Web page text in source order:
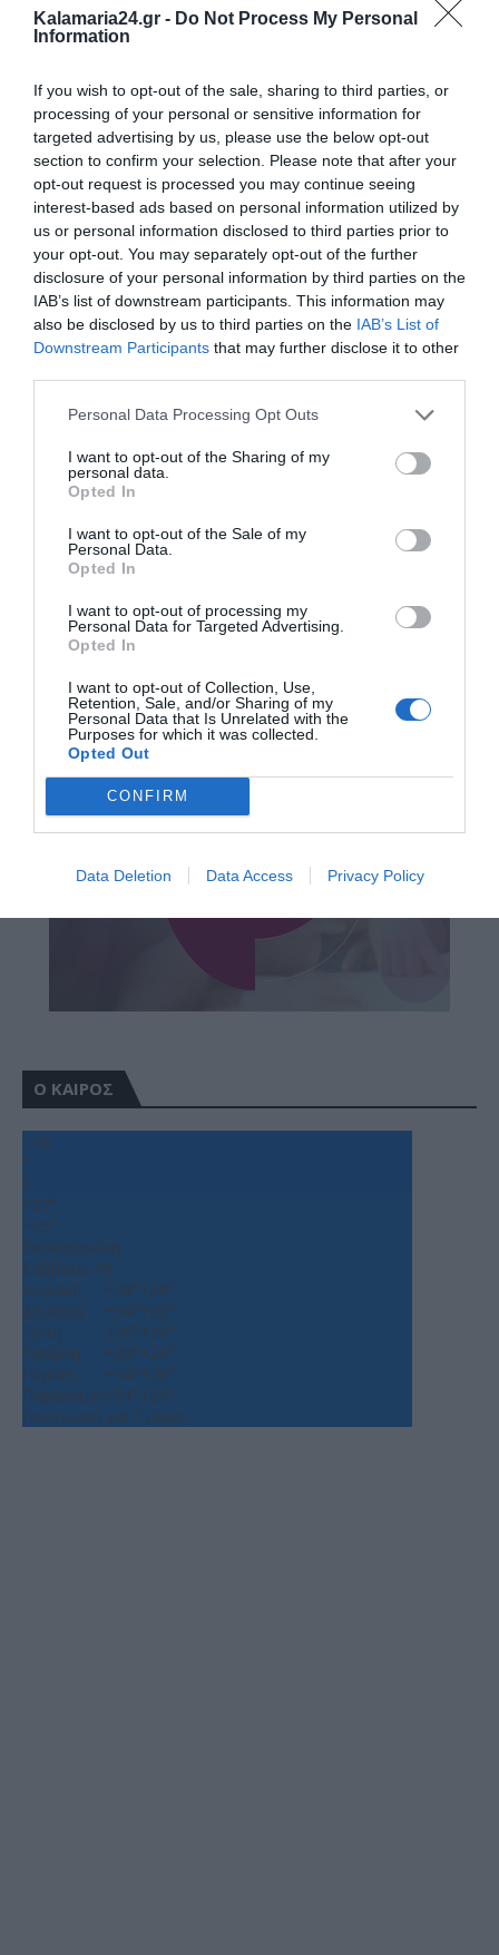
Kalamaria24.gr - Do Not Process My Personal
Information
If you wish to opt-out of the sale, sharing to third parties, or
processing of your personal or sensitive information for
targeted advertising by us, please use the below opt-out
section to confirm your selection. Please note that after your
opt-out request is processed you may continue seeing
interest-based ads based on personal information utilized by
us or personal information disclosed to third parties prior to
your opt-out. You may separately opt-out of the further
disclosure of your personal information by third parties on the
IAB’s list of downstream participants. This information may
also be disclosed by us to third parties on the IAB’s List of
Downstream Participants that may further disclose it to other
Personal Data Processing Opt Outs
I want to opt-out of the Sharing of my
personal data.
Opted In
I want to opt-out of the Sale of my
Personal Data.
Opted In
I want to opt-out of processing my
Personal Data for Targeted Advertising.
Opted In
I want to opt-out of Collection, Use,
Retention, Sale, and/or Sharing of my
Personal Data that Is Unrelated with the
Purposes for which it was collected.
Opted Out
CONFIRM
Data Deletion Data Access Privacy Policy
Ο ΚΑΙΡΟΣ
+36
°
C
+37°
+25°
Θεσσαλονίκη
Σάββατο, 08
Κυριακή
+38°+28°
Δευτέρα
+34°+25°
Τρίτη
+36°+26°
Τετάρτη
+38°+26°
Πέμπτη
+34°+26°
Παρασκευή+31°+24°
Πρόγνωση για 7 μέρες